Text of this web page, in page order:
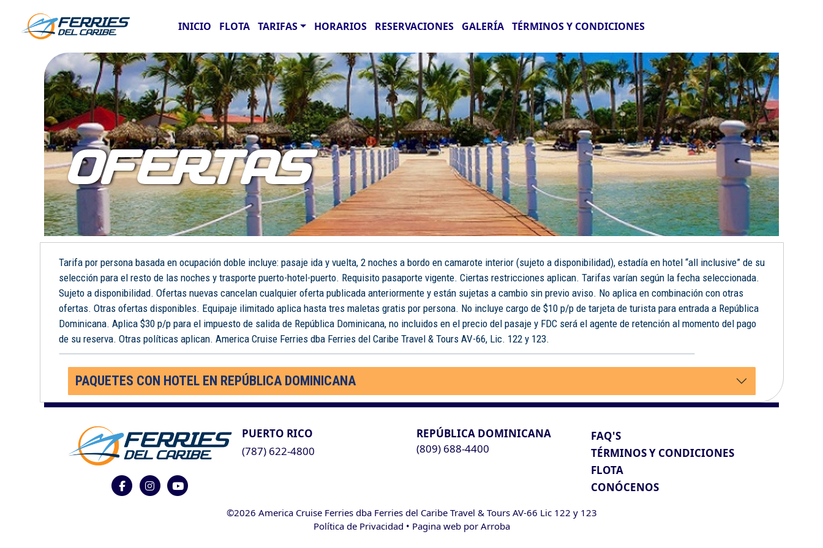
INICIO FLOTA TARIFAS HORARIOS RESERVACIONES GALERÍA TÉRMINOS Y CONDICIONES
OFERTAS
Tarifa por persona basada en ocupación doble incluye: pasaje ida y vuelta, 2 noches a bordo en camarote interior (sujeto a disponibilidad), estadía en hotel “all inclusive” de su
selección para el resto de las noches y trasporte puerto-hotel-puerto. Requisito pasaporte vigente. Ciertas restricciones aplican. Tarifas varían según la fecha seleccionada.
Sujeto a disponibilidad. Ofertas nuevas cancelan cualquier oferta publicada anteriormente y están sujetas a cambio sin previo aviso. No aplica en combinación con otras
ofertas. Otras ofertas disponibles. Equipaje ilimitado aplica hasta tres maletas gratis por persona. No incluye cargo de $10 p/p de tarjeta de turista para entrada a República
Dominicana. Aplica $30 p/p para el impuesto de salida de República Dominicana, no incluidos en el precio del pasaje y FDC será el agente de retención al momento del pago
de su reserva. Otras políticas aplican. America Cruise Ferries dba Ferries del Caribe Travel & Tours AV-66, Lic. 122 y 123.
PAQUETES CON HOTEL EN REPÚBLICA DOMINICANA
PUERTO RICO
(787) 622-4800
REPÚBLICA DOMINICANA
(809) 688-4400
FAQ'S
TÉRMINOS Y CONDICIONES
FLOTA
CONÓCENOS
©2026 America Cruise Ferries dba Ferries del Caribe Travel & Tours AV-66 Lic 122 y 123
Política de Privacidad • Pagina web por Arroba